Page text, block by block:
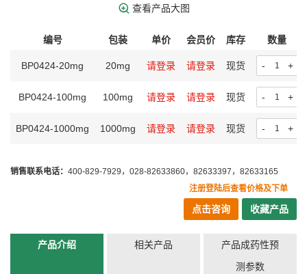
查看产品大图
编号 包装 单价 会员价 库存 数量
BP0424-20mg 20mg 请登录 请登录 现货 - +
BP0424-100mg 100mg 请登录 请登录 现货 - +
BP0424-1000mg 1000mg 请登录 请登录 现货 - +
销售联系电话： 400-829-7929，028-82633860，82633397，82633165
注册登陆后查看价格及下单
点击咨询 收藏产品
产品介绍 相关产品
产品成药性预
测参数